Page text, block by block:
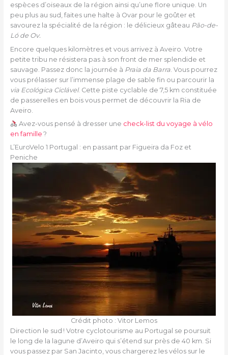
espèces d’oiseaux de la région ainsi qu’une flore unique. Un
peu plus au sud, faites une halte à Ovar pour le goûter et
savourez la spécialité de la région : le délicieux gâteau Pão-de-
Ló de Ov.
Encore quelques kilomètres et vous arrivez à Aveiro. Votre
petite tribu ne résistera pas à son front de mer splendide et
sauvage. Passez donc la journée à Praia da Barra. Vous pourrez
vous prélasser sur l’immense plage de sable fin ou parcourir la
via Ecológica Ciclável. Cette piste cyclable de 7,5 km constituée
de passerelles en bois vous permet de découvrir la Ria de
Aveiro.
Avez-vous pensé à dresser une check-list du voyage à vélo
en famille ?
L’EuroVelo 1 Portugal : en passant par Figueira da Foz et
Peniche
Crédit photo : Vitor Lemos
Direction le sud ! Votre cyclotourisme au Portugal se poursuit
le long de la lagune d’Aveiro qui s’étend sur près de 40 km. Si
vous passez par San Jacinto, vous chargerez les vélos sur le